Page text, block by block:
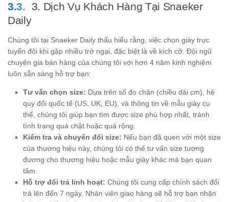
3. Dịch Vụ Khách Hàng Tại Snaeker
Daily
Chúng tôi tại Snaeker Daily thấu hiểu rằng, việc chọn giày trực
tuyến đôi khi gặp nhiều trở ngại, đặc biệt là về kích cỡ. Đội ngũ
chuyên gia bán hàng của chúng tôi với hơn 4 năm kinh nghiệm
luôn sẵn sàng hỗ trợ bạn:
Tư vấn chọn size: Dựa trên số đo chân (chiều dài cm), hệ
quy đổi quốc tế (US, UK, EU), và thông tin về mẫu giày cụ
thể, chúng tôi giúp bạn tìm được size phù hợp nhất, tránh
tình trạng quá chật hoặc quá rộng.
Kiểm tra và chuyển đổi size: Nếu bạn đã quen với một size
của thương hiệu này, chúng tôi có thể tư vấn size tương
đương cho thương hiệu hoặc mẫu giày khác mà bạn quan
tâm.
Hỗ trợ đổi trả linh hoạt: Chúng tôi cung cấp chính sách đổi
trả lên đến 7 ngày. Nhân viên giao hàng sẽ hỗ trợ bạn nhận